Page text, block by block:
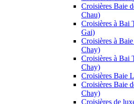
Croisières Baie
Chau)
Croisières à Bai
Gai)
Croisières à
Chay)
Croisières à Bai
Chay)
Croisières Baie
Croisières Baie
Chay)
Croisières de